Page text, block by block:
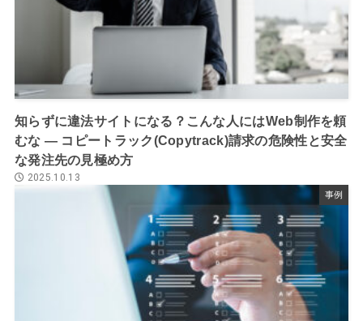
知らずに違法サイトになる？こんな人にはWeb制作を頼
むな ― コピートラック(Copytrack)請求の危険性と安全
な発注先の見極め方
2025.10.13
事例